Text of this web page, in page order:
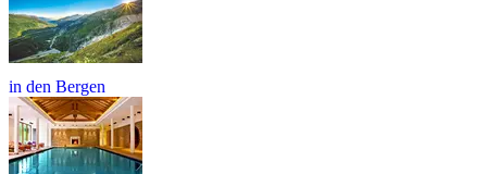
in den Bergen